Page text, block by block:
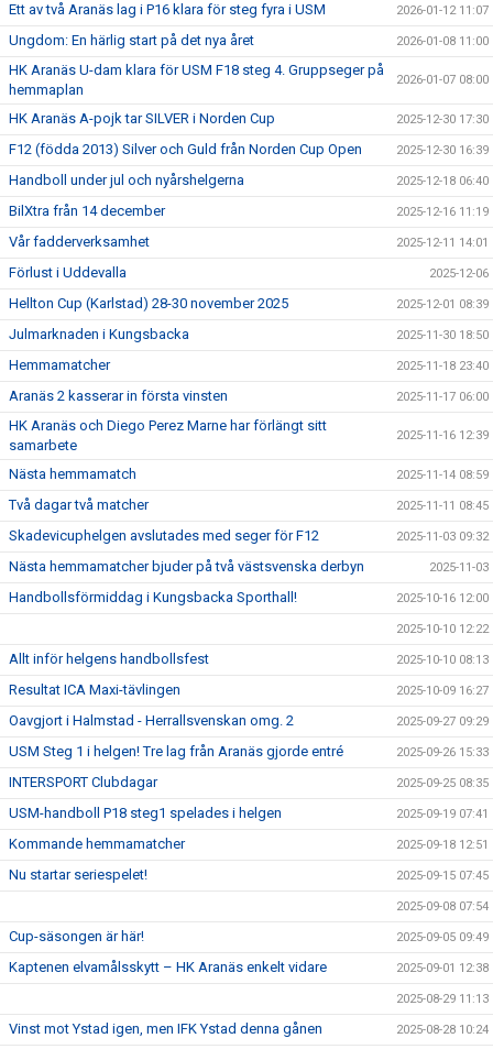
Ett av två Aranäs lag i P16 klara för steg fyra i USM 2026-01-12 11:07
Ungdom: En härlig start på det nya året 2026-01-08 11:00
HK Aranäs U-dam klara för USM F18 steg 4. Gruppseger på
hemmaplan
2026-01-07 08:00
HK Aranäs A-pojk tar SILVER i Norden Cup 2025-12-30 17:30
F12 (födda 2013) Silver och Guld från Norden Cup Open 2025-12-30 16:39
Handboll under jul och nyårshelgerna 2025-12-18 06:40
BilXtra från 14 december 2025-12-16 11:19
Vår fadderverksamhet 2025-12-11 14:01
Förlust i Uddevalla 2025-12-06
Hellton Cup (Karlstad) 28-30 november 2025 2025-12-01 08:39
Julmarknaden i Kungsbacka 2025-11-30 18:50
Hemmamatcher 2025-11-18 23:40
Aranäs 2 kasserar in första vinsten 2025-11-17 06:00
HK Aranäs och Diego Perez Marne har förlängt sitt
samarbete
2025-11-16 12:39
Nästa hemmamatch 2025-11-14 08:59
Två dagar två matcher 2025-11-11 08:45
Skadevicuphelgen avslutades med seger för F12 2025-11-03 09:32
Nästa hemmamatcher bjuder på två västsvenska derbyn 2025-11-03
Handbollsförmiddag i Kungsbacka Sporthall! 2025-10-16 12:00
2025-10-10 12:22
Allt inför helgens handbollsfest 2025-10-10 08:13
Resultat ICA Maxi-tävlingen 2025-10-09 16:27
Oavgjort i Halmstad - Herrallsvenskan omg. 2 2025-09-27 09:29
USM Steg 1 i helgen! Tre lag från Aranäs gjorde entré 2025-09-26 15:33
INTERSPORT Clubdagar 2025-09-25 08:35
USM-handboll P18 steg1 spelades i helgen 2025-09-19 07:41
Kommande hemmamatcher 2025-09-18 12:51
Nu startar seriespelet! 2025-09-15 07:45
2025-09-08 07:54
Cup-säsongen är här! 2025-09-05 09:49
Kaptenen elvamålsskytt – HK Aranäs enkelt vidare 2025-09-01 12:38
2025-08-29 11:13
Vinst mot Ystad igen, men IFK Ystad denna gånen 2025-08-28 10:24